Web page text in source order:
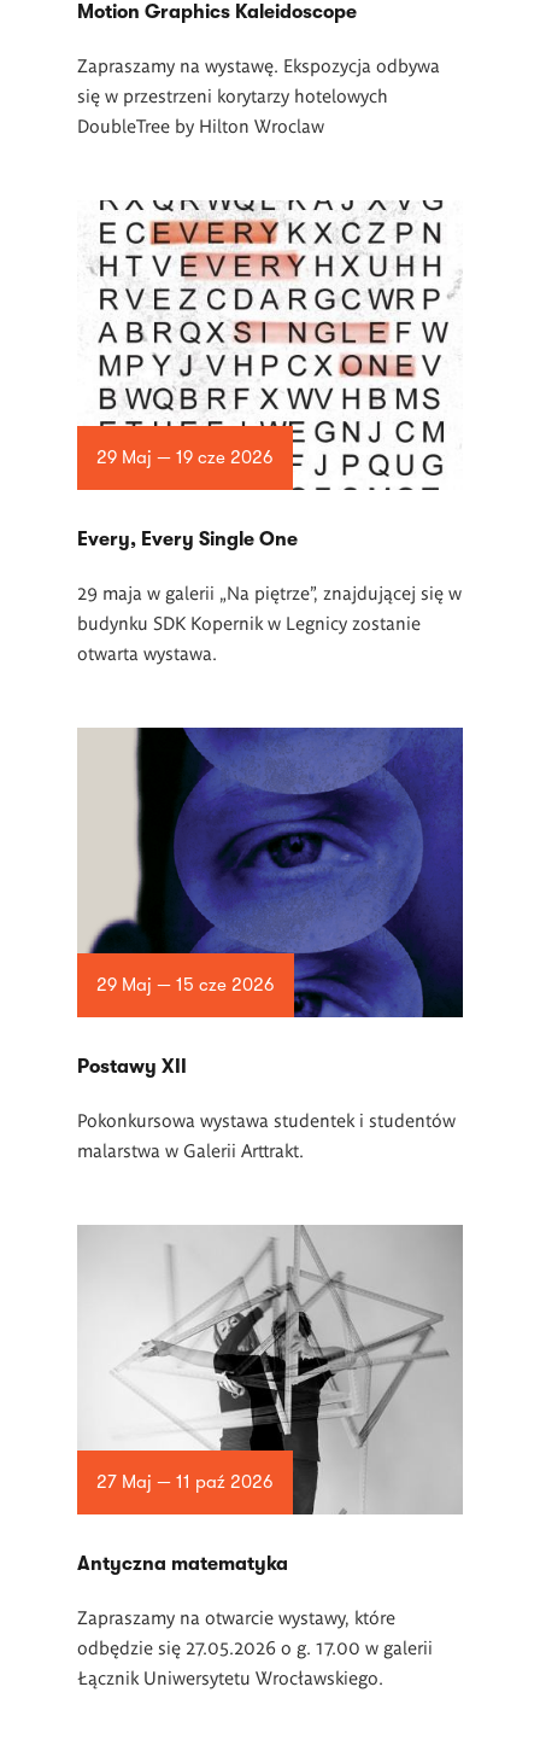
Motion Graphics Kaleidoscope
Zapraszamy na wystawę. Ekspozycja odbywa
się w przestrzeni korytarzy hotelowych
DoubleTree by Hilton Wroclaw
29 Maj — 19 cze 2026
Every, Every Single One
29 maja w galerii „Na piętrze”, znajdującej się w
budynku SDK Kopernik w Legnicy zostanie
otwarta wystawa.
29 Maj — 15 cze 2026
Postawy XII
Pokonkursowa wystawa studentek i studentów
malarstwa w Galerii Arttrakt.
27 Maj — 11 paź 2026
Antyczna matematyka
Zapraszamy na otwarcie wystawy, które
odbędzie się 27.05.2026 o g. 17.00 w galerii
Łącznik Uniwersytetu Wrocławskiego.